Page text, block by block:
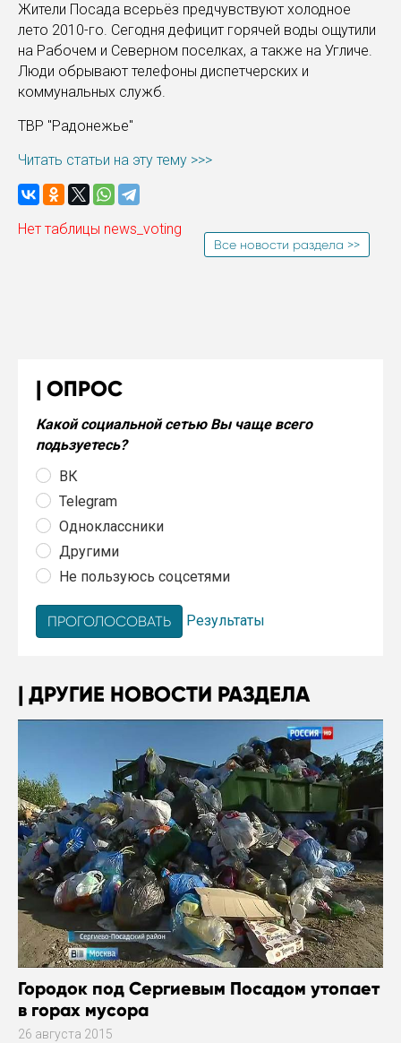
Жители Посада всерьёз предчувствуют холодное
лето 2010-го. Сегодня дефицит горячей воды ощутили
на Рабочем и Северном поселках, а также на Угличе.
Люди обрывают телефоны диспетчерских и
коммунальных служб.
ТВР "Радонежье"
Читать статьи на эту тему >>>
Нет таблицы news_voting
Все новости раздела >>
ОПРОС
Какой социальной сетью Вы чаще всего
подьзуетесь?
ВК
Telegram
Одноклассники
Другими
Не пользуюсь соцсетями
Результаты
ДРУГИЕ НОВОСТИ РАЗДЕЛА
Городок под Сергиевым Посадом утопает
в горах мусора
26 августа 2015